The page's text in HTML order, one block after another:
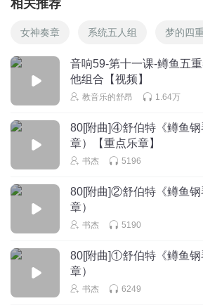
相关推荐
女神奏章 系统五人组 梦的四
音响59-第十一课-鳟鱼五
他组合【视频】
教音乐的舒昂 1.64万
80[附曲]④舒伯特《鳟鱼
章）【重点乐章】
书杰 5196
80[附曲]②舒伯特《鳟鱼
章）
书杰 5190
80[附曲]①舒伯特《鳟鱼
章）
书杰 6249